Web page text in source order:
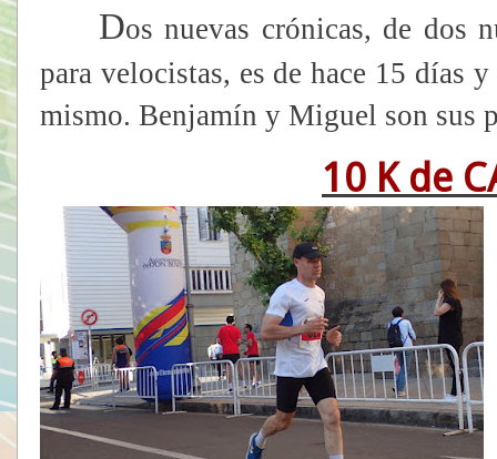
Dos nuevas crónicas, de dos
para velocistas, es de hace 15 días
mismo. Benjamín y Miguel son sus
10 K de